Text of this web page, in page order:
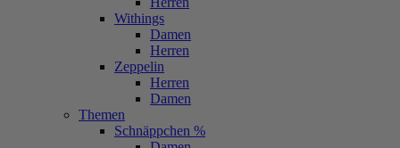
Withings
Damen
Herren
Zeppelin
Herren
Damen
Themen
Schnäppchen %